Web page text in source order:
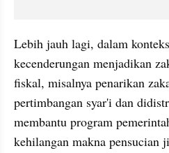
Lebih jauh lagi, dalam
kecenderungan menjadikan
fiskal, misalnya penarikan
pertimbangan syar'i dan
membantu program
kehilangan makna pensucian